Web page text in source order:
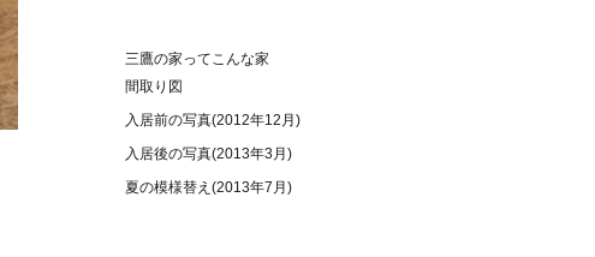
三鷹の家ってこんな家
間取り図
入居前の写真(2012年12月)
入居後の写真(2013年3月)
夏の模様替え(2013年7月)